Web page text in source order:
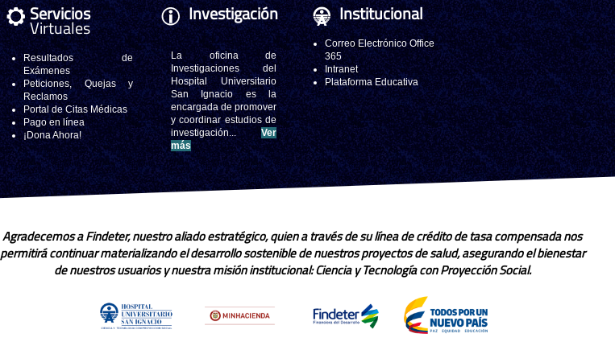
Servicios
Virtuales
Resultados de
Exámenes
Peticiones, Quejas y
Reclamos
Portal de Citas Médicas
Pago en línea
¡Dona Ahora!
Investigación
La oficina de
Investigaciones del
Hospital Universitario
San Ignacio es la
encargada de promover
y coordinar estudios de
investigación... Ver
más
Institucional
Correo Electrónico Office
365
Intranet
Plataforma Educativa
Agradecemos a Findeter, nuestro aliado estratégico, quien a través de su línea de crédito de tasa compensada nos
permitirá continuar materializando el desarrollo sostenible de nuestros proyectos de salud, asegurando el bienestar
de nuestros usuarios y nuestra misión institucional: Ciencia y Tecnología con Proyección Social.